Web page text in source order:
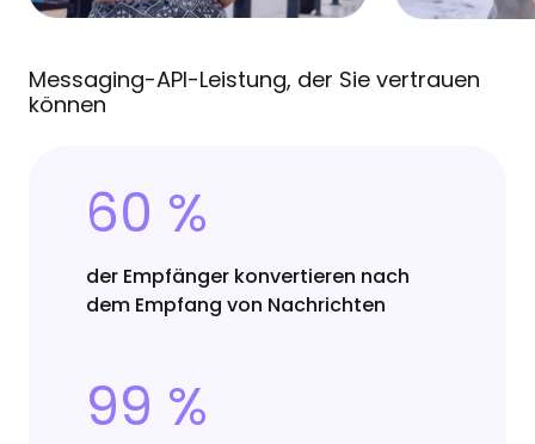
Messaging-API-Leistung, der Sie vertrauen
können
60 %
der Empfänger konvertieren nach
dem Empfang von Nachrichten
99 %